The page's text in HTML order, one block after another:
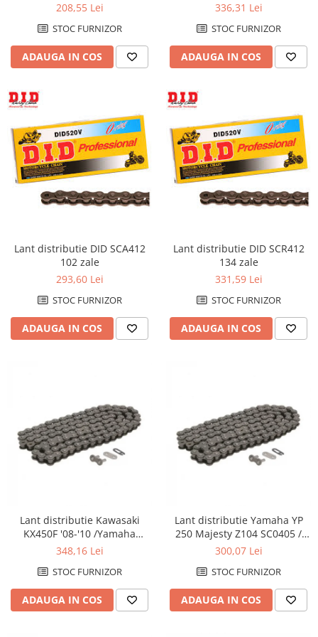
Kit abtibilde
Protectie Rezervor
Accesorii puig
Cricuri
Bieleta
Pivoti
Set cap de bara
Parbriz
Pedale schimbator
Plasticuri Enduro/Mx
Protectii cadru / motor
Protectii Polisport
Rezervor
Suport/Suruburi/Piulite/Cleme
Robinet benzina
Soc
Vacum benzina
Sistem lubrifiere motor
Buson
Pompa ulei
Sistem pornire
Capac pornire
Cuplaj rac
Semiluna pornire
Sistem racire motor
Angrenaj pompa apa
Capac racire motor
Kit pompa apa
Radiator
208,55 Lei
STOC FURNIZOR
ADAUGA IN COS
336,31 Lei
STOC FURNIZOR
ADAUGA IN COS
Lant distributie DID SCA412
102 zale
293,60 Lei
STOC FURNIZOR
ADAUGA IN COS
Lant distributie DID SCR412
134 zale
331,59 Lei
STOC FURNIZOR
ADAUGA IN COS
Lant distributie Kawasaki
KX450F '08-'10 /Yamaha
YZ450F '2010
348,16 Lei
STOC FURNIZOR
ADAUGA IN COS
Lant distributie Yamaha YP
250 Majesty Z104 SC0405 /
82RH2005
300,07 Lei
STOC FURNIZOR
ADAUGA IN COS